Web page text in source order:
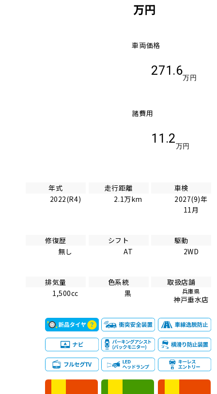
万円
車両価格
271.6
万円
諸費用
11.2
万円
年式
2022(R4)
走行距離
2.1万km
車検
2027(9)年
11月
修復歴
無し
シフト
AT
駆動
2WD
排気量
1,500cc
色系統
黒
取扱店舗
兵庫県
神戸垂水店